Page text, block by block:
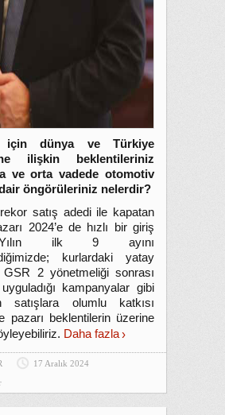
için dünya ve Türkiye
ilişkin beklentileriniz
ve orta vadede otomotiv
öngörüleriniz nelerdir?
rekor satış adedi ile kapatan
2024’e de hızlı bir giriş
ilk 9 ayını
kurlardaki yatay
2 yönetmeliği sonrası
kampanyalar gibi
satışlara olumlu katkısı
pazarı beklentilerin üzerine
Daha fazla
17 Aralık 2024